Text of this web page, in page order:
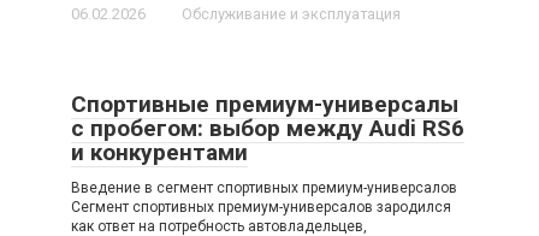
06.02.2026 Обслуживание и эксплуатация
Спортивные премиум-универсалы
с пробегом: выбор между Audi RS6
и конкурентами
Введение в сегмент спортивных премиум-универсалов
Сегмент спортивных премиум-универсалов зародился
как ответ на потребность автовладельцев,